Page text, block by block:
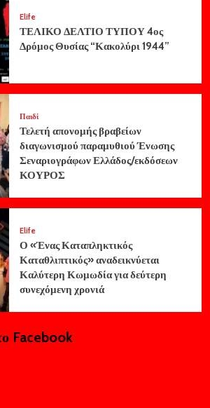
Elife
ΤΕΛΙΚΟ ΔΕΛΤΙΟ ΤΥΠΟΥ 4ος
Δρόμος Θυσίας “Κακολύρι 1944”
Παιδί
Τελετή απονομής βραβείων
διαγωνισμού παραμυθιού Ένωσης
Σεναριογράφων Ελλάδος/εκδόσεων
ΚΟΥΡΟΣ
Elife
Ο «Ένας Καταπληκτικός
Καταθλιπτικός» αναδεικνύεται
Καλύτερη Κωμωδία για δεύτερη
συνεχόμενη χρονιά
Facebook